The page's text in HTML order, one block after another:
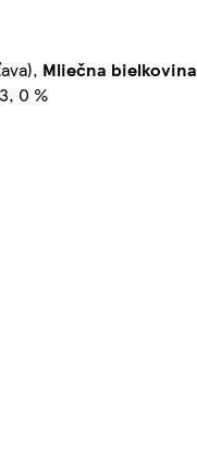
Mliečna bielkovina
0 %